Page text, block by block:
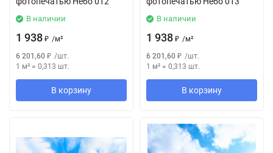
В наличии
1 938 ₽ /м²
6 201,60 ₽ /шт.
1 м² = 0,313 шт.
В корзину
В наличии
1 938 ₽ /м²
6 201,60 ₽ /шт.
1 м² = 0,313 шт.
В корзину